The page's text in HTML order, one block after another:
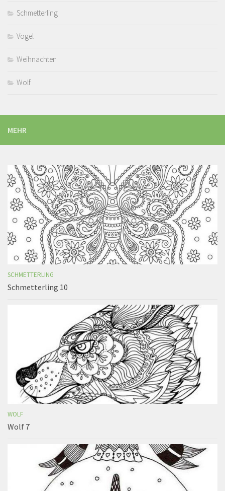
Schmetterling
Vogel
Weihnachten
Wolf
MEHR
SCHMETTERLING
Schmetterling 10
WOLF
Wolf 7